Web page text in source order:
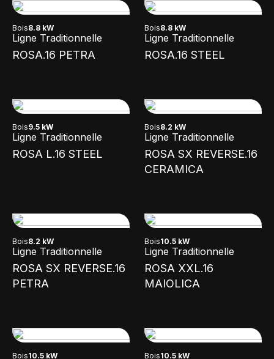
Bois8.8 kW
Ligne Traditionnelle
ROSA.16 PETRA
Bois8.8 kW
Ligne Traditionnelle
ROSA.16 STEEL
Bois9.5 kW
Ligne Traditionnelle
ROSA L.16 STEEL
Bois8.2 kW
Ligne Traditionnelle
ROSA SX REVERSE.16
CERAMICA
Bois8.2 kW
Ligne Traditionnelle
ROSA SX REVERSE.16
PETRA
Bois10.5 kW
Ligne Traditionnelle
ROSA XXL.16
MAIOLICA
Bois10.5 kW Bois10.5 kW